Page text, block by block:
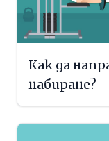
Как да
набиране?